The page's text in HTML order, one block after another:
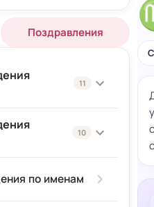
Поздравления
11
10
по именам